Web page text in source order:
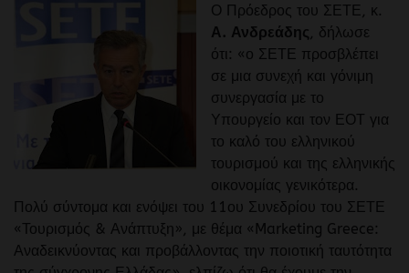
Ο Πρόεδρος του ΣΕΤΕ, κ.
Α. Ανδρεάδης , δήλωσε
ότι: «ο ΣΕΤΕ προσβλέπει
σε μια συνεχή και γόνιμη
συνεργασία με το
Υπουργείο και τον ΕΟΤ για
το καλό του ελληνικού
τουρισμού και της ελληνικής
οικονομίας γενικότερα.
Πολύ σύντομα και ενόψει του 11ου Συνεδρίου του ΣΕΤΕ
«Τουρισμός & Ανάπτυξη», με θέμα «Marketing Greece:
Αναδεικνύοντας και προβάλλοντας την ποιοτική ταυτότητα